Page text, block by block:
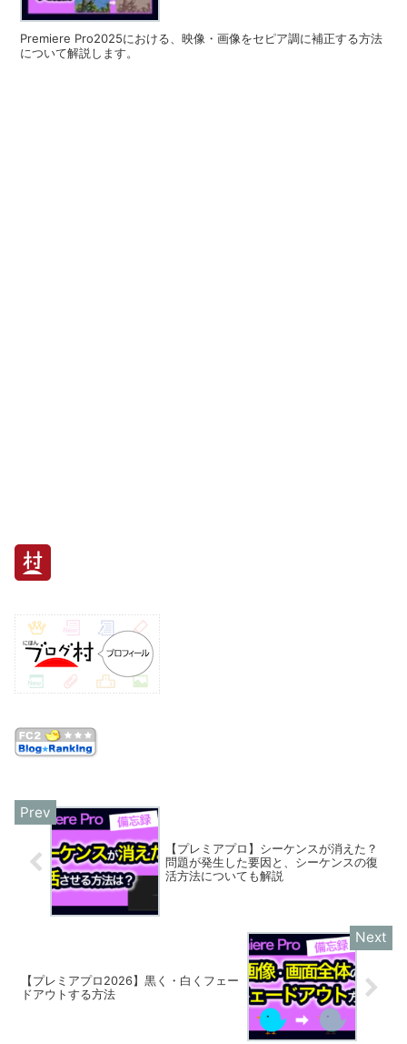
Premiere Pro2025における、映像・画像をセピア調に補正する方法
について解説します。
【プレミアプロ】シーケンスが消えた？
問題が発生した要因と、シーケンスの復
活方法についても解説
【プレミアプロ2026】黒く・白くフェー
ドアウトする方法